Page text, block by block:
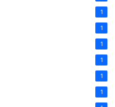
1
1
1
1
1
1